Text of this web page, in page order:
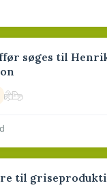
søges til
til